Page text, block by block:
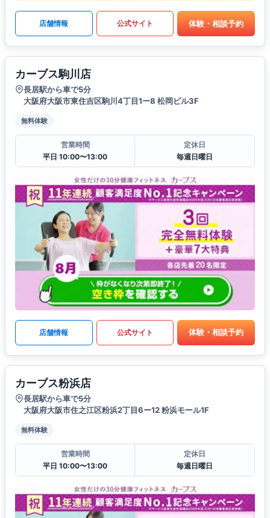
店舗情報 公式サイト 体験・相談予約
カーブス駒川店
長居駅から車で5分
大阪府大阪市東住吉区駒川4丁目1ー8 松岡ビル3F
無料体験
営業時間
平日 10:00〜13:00
定休日
毎週日曜日
店舗情報 公式サイト 体験・相談予約
カーブス粉浜店
長居駅から車で5分
大阪府大阪市住之江区粉浜2丁目6ー12 粉浜モール1F
無料体験
営業時間
平日 10:00〜13:00
定休日
毎週日曜日